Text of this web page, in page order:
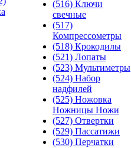
(516) Ключи
свечные
(517)
Компрессометры
(518) Крокодилы
(521) Лопаты
(523) Мультиметры
(524) Набор
надфилей
(525) Ножовка
Ножницы Ножи
(527) Отвертки
(529) Пассатижи
(530) Перчатки